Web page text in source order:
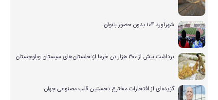
شهرآورد ۱۰۴ بدون حضور بانوان
برداشت بیش از ۳۰۰ هزار تن خرما ازنخلستان‌های سیستان وبلوچستان
گزیده‌ای از افتخارات مخترع نخستین قلب مصنوعی جهان